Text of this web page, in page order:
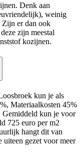
Denk aan
weinig
Zijn er dan ook
zijn meestal
kozijnen.
kun je als
Materiaalkosten 45%
Gemiddeld kun je voor
725 euro per m2
hangt dit van
uiteen gezet voor meer